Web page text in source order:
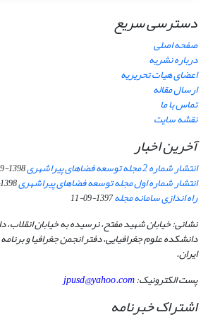
دسترسی سریع
صفحه اصلی
درباره نشریه
اعضای هیات تحریریه
ارسال مقاله
تماس با ما
نقشه سایت
آخرین اخبار
انتشار شماره 2 مجله توسعه فضاهای پیراشهری 1398-09-21
انتشار شماره اول مجله توسعه فضاهای پیراشهری1398-06-15
راه اندازی سامانه مجله1397-09-11
نشانی: خیابان شهید مفتح، نرسیده به خیابان انقلاب،
دانشکده علوم جغرافیایی، دفتر انجمن جغرافیا و
ایران.
پست الکترونیک:jpusd@yahoo.com
اشتراک خبرنامه